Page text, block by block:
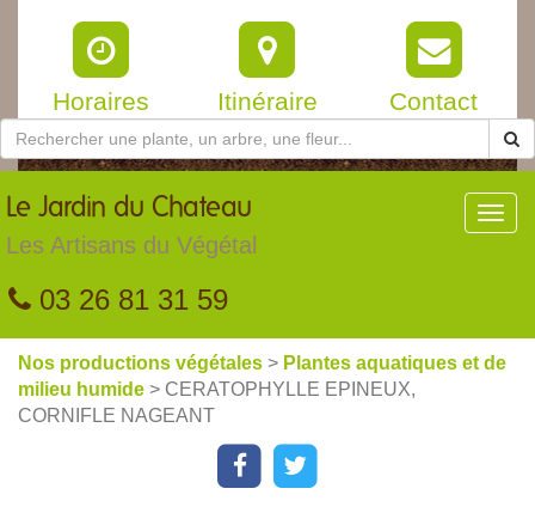
Horaires Itinéraire Contact
Le Jardin du Chateau
Les Artisans du Végétal
03 26 81 31 59
Nos productions végétales > Plantes aquatiques et de
milieu humide > CERATOPHYLLE EPINEUX,
CORNIFLE NAGEANT